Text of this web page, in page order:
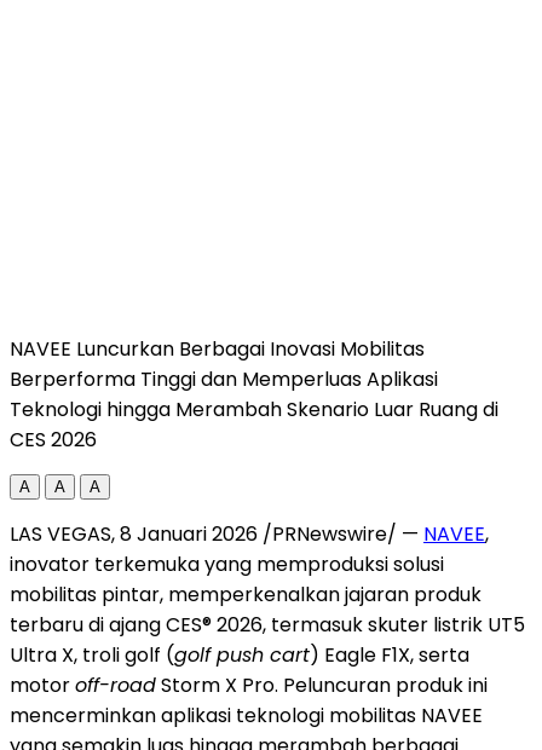
NAVEE Luncurkan Berbagai Inovasi Mobilitas
Berperforma Tinggi dan Memperluas Aplikasi
Teknologi hingga Merambah Skenario Luar Ruang di
CES 2026
A A A
LAS VEGAS, 8 Januari 2026 /PRNewswire/ — NAVEE,
inovator terkemuka yang memproduksi solusi
mobilitas pintar, memperkenalkan jajaran produk
terbaru di ajang CES® 2026, termasuk skuter listrik UT5
Ultra X, troli golf (golf push cart) Eagle F1X, serta
motoroff-roadStorm X Pro. Peluncuran produk ini
mencerminkan aplikasi teknologi mobilitas NAVEE